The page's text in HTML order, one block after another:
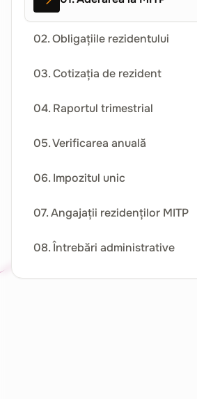
02. Obligațiile rezidentului
03. Cotizația de rezident
04. Raportul trimestrial
05. Verificarea anuală
06. Impozitul unic
07. Angajații rezidenților MITP
08. Întrebări administrative